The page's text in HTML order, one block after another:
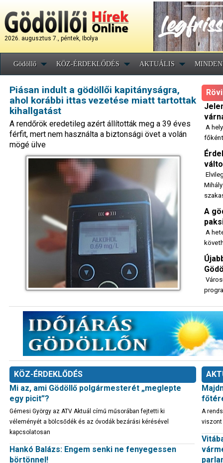
2026. augusztus 7., péntek, Ibolya
Gödöllő KÖZ-ÉRDEKLŐDÉS AKTUÁLIS
Piásan indult a gödöllői kapitányságra,
ahol korábbi ittas vezetése miatt tartottak
kihallgatást
A rendőrök eredetileg azért állították meg a 39 éves
férfit, mert nem használta a biztonsági övet a volán
mögé ülve
A
A
A
KÖZ-ÉRDEKLŐDÉS
Mi az, ami Gödöllő polgármesterét „meglepte
egy picit”?
Gémesi György az ATV Aktuál című műsorában fejtetti ki
véleményét a bölcsődék és az óvodák bezárási kérésével
kapcsolatosan
Hankó Balázs: Engem senki ne fenyegessen
börtönnel!
A
viszont